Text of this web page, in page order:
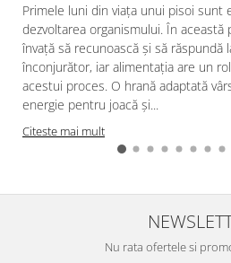
Primele luni din viața unui pisoi sunt
dezvoltarea organismului. În
învață să recunoască și să răspundă
înconjurător, iar alimentația are un
acestui proces. O hrană adaptată
energie pentru joacă și...
Citeste mai mult
Nu rata ofertele si